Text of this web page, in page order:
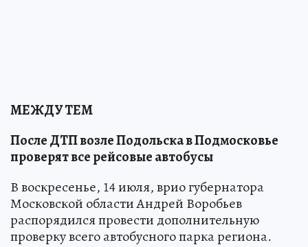
МЕЖДУ ТЕМ
После ДТП возле Подольска в Подмосковье
проверят все рейсовые автобусы
В воскресенье, 14 июля, врио губернатора
Московской области Андрей Воробьев
распорядился провести дополнительную
проверку всего автобусного парка региона.